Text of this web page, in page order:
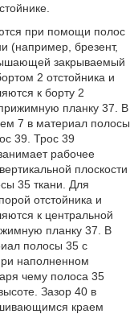
при помощи полос
(например, брезент,
закрываемый
2 отстойника и
к борту 2
планку 37. В
7 в материал полосы
39. Трос 39
рабочее
плоскости
35 ткани. Для
отстойника и
к центральной
планку 37. В
полосы 35 с
наполненном
чему полоса 35
Зазор 40 в
краем